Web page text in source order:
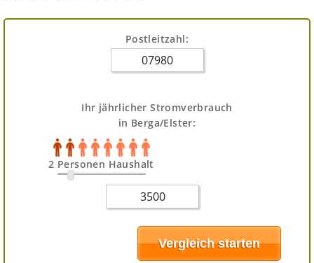
Postleitzahl:
Ihr jährlicher Stromverbrauch
in Berga/Elster:
2 Personen Haushalt